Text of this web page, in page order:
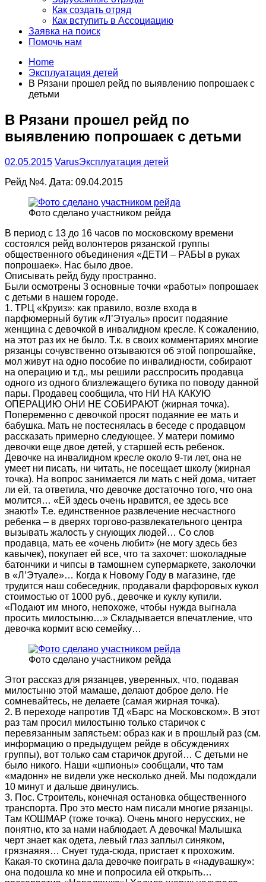
Как создать отряд
Как вступить в Ассоциацию
Заявка на поиск
Помочь нам
Home
Эксплуатация детей
В Рязани прошел рейд по выявлению попрошаек с
детьми
В Рязани прошел рейд по
выявлению попрошаек с детьми
02.05.2015 VarusЭксплуатация детей
Рейд №4. Дата: 09.04.2015
Фото сделано участником рейда
В период с 13 до 16 часов по московскому времени
состоялся рейд волонтеров рязанской группы
общественного объединения «ДЕТИ – РАБЫ в руках
попрошаек». Нас было двое.
Описывать рейд буду пространно.
Были осмотрены 3 основные точки «работы» попрошаек
с детьми в нашем городе.
1. ТРЦ «Круиз»: как правило, возле входа в
парфюмерный бутик «Л’Этуаль» просит подаяние
женщина с девочкой в инвалидном кресле. К сожалению,
на этот раз их не было. Т.к. в своих комментариях многие
рязанцы сочувственно отзываются об этой попрошайке,
мол живут на одно пособие по инвалидности, собирают
на операцию и т.д., мы решили расспросить продавца
одного из одного близлежащего бутика по поводу данной
пары. Продавец сообщила, что НИ НА КАКУЮ
ОПЕРАЦИЮ ОНИ НЕ СОБИРАЮТ (жирная точка).
Попеременно с девочкой просят подаяние ее мать и
бабушка. Мать не постеснялась в беседе с продавцом
рассказать примерно следующее. У матери помимо
девочки еще двое детей, у старшей есть ребенок.
Девочке на инвалидном кресле около 9-ти лет, она не
умеет ни писать, ни читать, не посещает школу (жирная
точка). На вопрос занимается ли мать с ней дома, читает
ли ей, та ответила, что девочке достаточно того, что она
молится… «Ей здесь очень нравится, ее здесь все
знают!» Т.е. единственное развлечение несчастного
ребенка – в дверях торгово-развлекательного центра
вызывать жалость у снующих людей… Со слов
продавца, мать ее «очень любит» (не могу здесь без
кавычек), покупает ей все, что та захочет: шоколадные
батончики и чипсы в тамошнем супермаркете, заколочки
в «Л’Этуале»… Когда к Новому Году в магазине, где
трудится наш собеседник, продавали фарфоровых кукол
стоимостью от 1000 руб., девочке и куклу купили.
«Подают им много, непохоже, чтобы нужда выгнала
просить милостыню…» Складывается впечатление, что
девочка кормит всю семейку…
Фото сделано участником рейда
Этот рассказ для рязанцев, уверенных, что, подавая
милостыню этой мамаше, делают доброе дело. Не
сомневайтесь, не делаете (самая жирная точка).
2. В переходе напротив ТД «Барс на Московском». В этот
раз там просил милостыню только старичок с
перевязанным запястьем: образ как и в прошлый раз (см.
информацию о предыдущем рейде в обсуждениях
группы), вот только сам старичок другой… С детьми не
было никого. Наши «шпионы» сообщали, что там
«мадонн» не видели уже несколько дней. Мы подождали
10 минут и дальше двинулись.
3. Пос. Строитель, конечная остановка общественного
транспорта. Про это место нам писали многие рязанцы.
Там КОШМАР (тоже точка). Очень много нерусских, не
понятно, кто за нами наблюдает. А девочка! Малышка
черт знает как одета, левый глаз заплыл синяком,
грязнаяяя… Снует туда-сюда, пристает к прохожим.
Какая-то скотина дала девочке поиграть в «надувашку»:
она подошла ко мне и попросила ей открыть…